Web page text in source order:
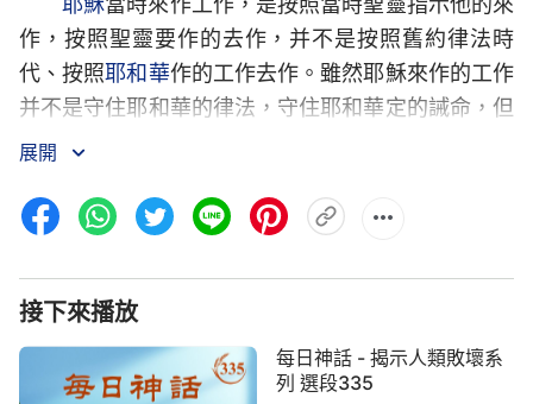
作，按照聖靈要作的去作，并不是按照舊約律法時
代、按照耶和華作的工作去作。雖然耶穌來作的工作
并不是守住耶和華的律法，守住耶和華定的誡命，但
他們的源頭是一。耶穌作的工作是代表耶穌這個名，
華，也是代表律法時代，他們的作工乃是一位靈作兩
代，耶和華作的工作只能代表舊約律法時代，他只是
帶領以色列民，帶領埃及民，也帶領以色列以外的各
個邦族。在新約恩典時代耶穌作工作，就是神叫耶穌
這個名來作工作帶領時代。你若説耶穌的工作是在耶
展開
接下來播放
每日神話 - 揭示人類敗壞系
列 選段335